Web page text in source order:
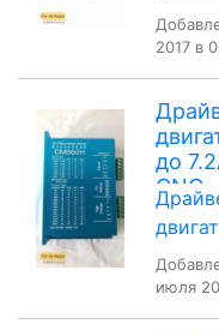
2017 в
до
CNC
июля